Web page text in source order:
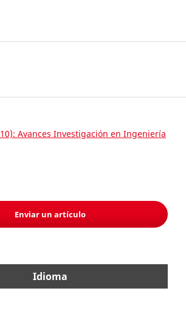
Avances Investigación en Ingeniería
Enviar un artículo
Idioma